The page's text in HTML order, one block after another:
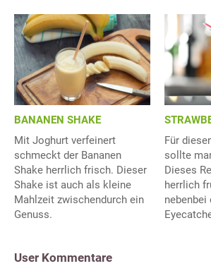
BANANEN SHAKE
Mit Joghurt verfeinert
schmeckt der Bananen
Shake herrlich frisch. Dieser
Shake ist auch als kleine
Mahlzeit zwischendurch ein
Genuss.
Für
sollte
Dieses
herrlich
User Kommentare